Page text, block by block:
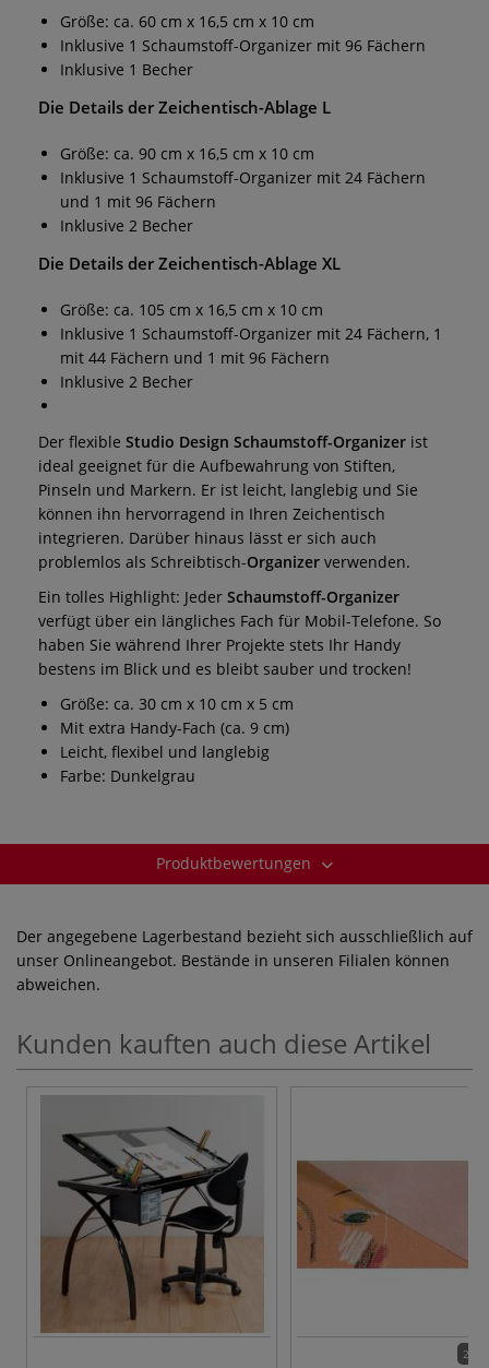
Größe: ca. 60 cm x 16,5 cm x 10 cm
Inklusive 1 Schaumstoff-Organizer mit 96 Fächern
Inklusive 1 Becher
Die Details der Zeichentisch-Ablage L
Größe: ca. 90 cm x 16,5 cm x 10 cm
Inklusive 1 Schaumstoff-Organizer mit 24 Fächern
und 1 mit 96 Fächern
Inklusive 2 Becher
Die Details der Zeichentisch-Ablage XL
Größe: ca. 105 cm x 16,5 cm x 10 cm
Inklusive 1 Schaumstoff-Organizer mit 24 Fächern, 1
mit 44 Fächern und 1 mit 96 Fächern
Inklusive 2 Becher
Der flexible Studio Design Schaumstoff-Organizer ist
ideal geeignet für die Aufbewahrung von Stiften,
Pinseln und Markern. Er ist leicht, langlebig und Sie
können ihn hervorragend in Ihren Zeichentisch
integrieren. Darüber hinaus lässt er sich auch
problemlos als Schreibtisch-Organizer verwenden.
Ein tolles Highlight: Jeder Schaumstoff-Organizer
verfügt über ein längliches Fach für Mobil-Telefone. So
haben Sie während Ihrer Projekte stets Ihr Handy
bestens im Blick und es bleibt sauber und trocken!
Größe: ca. 30 cm x 10 cm x 5 cm
Mit extra Handy-Fach (ca. 9 cm)
Leicht, flexibel und langlebig
Farbe: Dunkelgrau
Produktbewertungen
Der angegebene Lagerbestand bezieht sich ausschließlich auf
unser Onlineangebot. Bestände in unseren Filialen können
abweichen.
Kunden kauften auch diese Artikel
2